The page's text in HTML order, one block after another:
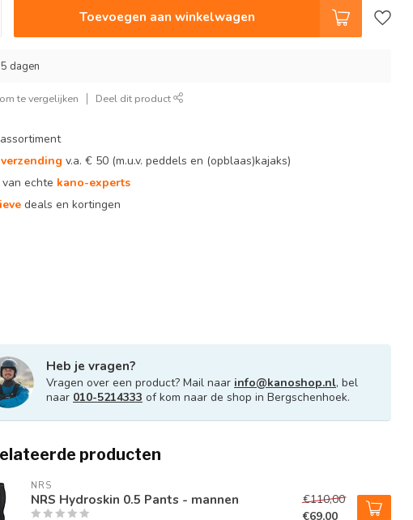
Toevoegen aan winkelwagen
dagen
te vergelijken Deel dit product
assortiment
v.a. € 50 (m.u.v. peddels en (opblaas)kajaks)
echte kano-experts
deals en kortingen
Heb je vragen?
Vragen over een product? Mail naar info@kanoshop.nl, bel
naar 010-5214333 of kom naar de shop in Bergschenhoek.
producten
NRS
NRS Hydroskin 0.5 Pants - mannen
€110,00
€69,00